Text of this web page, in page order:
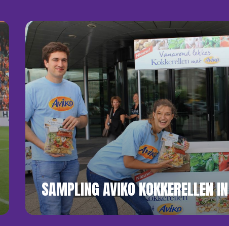
SAMPLING AVIKO KOKKERELLEN